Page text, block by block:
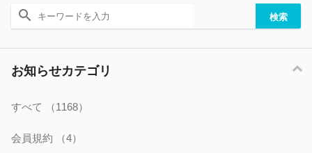
お知らせカテゴリ
すべて （1168）
会員規約 （4）